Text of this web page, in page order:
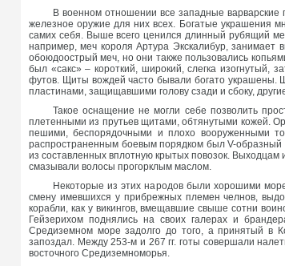
В военном отношении все западные варварские
железное оружие для них всех. Богатые украшения
самих себя. Выше всего ценился длинный рубящий
например, меч короля Артура Экскалибур, занимает
обоюдоострый меч, но они также пользовались
был «сакс» – короткий, широкий, слегка изогнутый,
футов. Щиты вождей часто бывали богато украшены.
пластинами, защищавшими голову сзади и сбоку,
Такое оснащение не могли себе позволить
плетенными из прутьев щитами, обтянутыми кожей.
пешими, беспорядочными и плохо вооруженными
распространенным боевым порядком был V-образный
из составленных вплотную крытых повозок.
смазывали волосы прогорклым маслом.
Некоторые из этих народов были хорошими
смену имевшихся у прибрежных племен челнов,
корабли, как у викингов, вмещавшие свыше сотни
Гейзерихом поднялись на своих галерах и
Средиземном море задолго до того, а принятый в
запоздал. Между 253-м и 267 гг. готы совершали
восточного Средиземноморья.